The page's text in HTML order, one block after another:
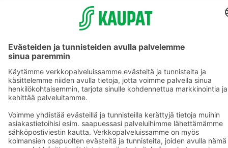
Asiakasomistajuus
Yhteishyvä Ruoka -sovellus
Prisma.fi
Sokos.fi
S-Pankki
Sokos Hotels
Raflaamo